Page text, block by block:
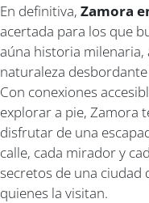
En definitiva, Zamora
acertada para los que
aúna historia
naturaleza
Con conexiones
explorar a pie, Zamora
disfrutar de una
calle, cada mirador y
secretos de una ciudad
quienes la visitan.